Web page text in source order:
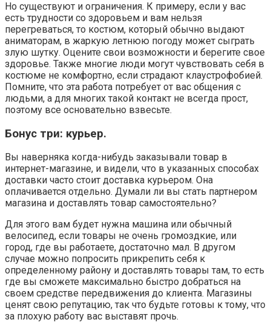
Но существуют и ограничения. К примеру, если у вас
есть трудности со здоровьем и вам нельзя
перегреваться, то костюм, который обычно выдают
аниматорам, в жаркую летнюю погоду может сыграть
злую шутку. Оцените свои возможности и берегите свое
здоровье. Также многие люди могут чувствовать себя в
костюме не комфортно, если страдают клаустрофобией.
Помните, что эта работа потребует от вас общения с
людьми, а для многих такой контакт не всегда прост,
поэтому все основательно взвесьте.
Бонус три: курьер.
Вы наверняка когда-нибудь заказывали товар в
интернет-магазине, и видели, что в указанных способах
доставки часто стоит доставка курьером. Она
оплачивается отдельно. Думали ли вы стать партнером
магазина и доставлять товар самостоятельно?
Для этого вам будет нужна машина или обычный
велосипед, если товары не очень громоздкие, или
город, где вы работаете, достаточно мал. В другом
случае можно попросить прикрепить себя к
определенному району и доставлять товары там, то есть
где вы сможете максимально быстро добраться на
своем средстве передвижения до клиента. Магазины
ценят свою репутацию, так что будьте готовы к тому, что
за плохую работу вас выставят прочь.